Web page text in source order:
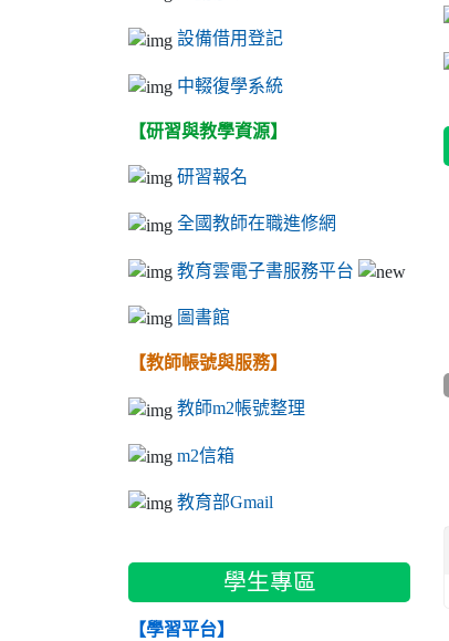
設備借用登記
中輟復學系統
【研習與教學資源】
研習報名
全國教師在職進修網
教育雲電子書服務平台
圖書館
【教師帳號與服務】
教師m2帳號整理
m2信箱
教育部Gmail
學生專區
【學習平台】